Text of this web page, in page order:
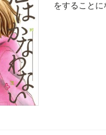
をすること